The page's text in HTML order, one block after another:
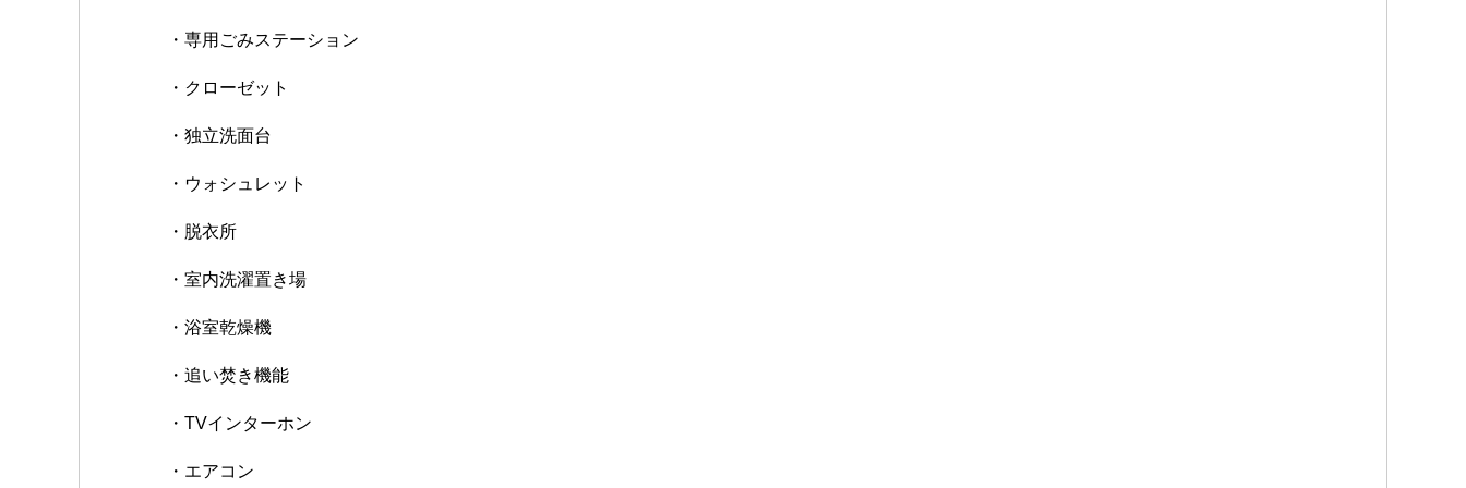
・専用ごみステーション
・クローゼット
・独立洗面台
・ウォシュレット
・脱衣所
・室内洗濯置き場
・浴室乾燥機
・追い焚き機能
・TVインターホン
・エアコン